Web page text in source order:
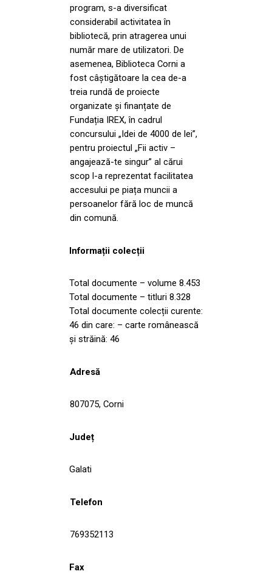
program, s-a diversificat
considerabil activitatea în
bibliotecă, prin atragerea unui
număr mare de utilizatori. De
asemenea, Biblioteca Corni a
fost câștigătoare la cea de-a
treia rundă de proiecte
organizate și finanțate de
Fundația IREX, în cadrul
concursului „Idei de 4000 de lei”,
pentru proiectul „Fii activ –
angajează-te singur” al cărui
scop l-a reprezentat facilitatea
accesului pe piața muncii a
persoanelor fără loc de muncă
din comună.
Informații colecții
Total documente – volume 8.453
Total documente – titluri 8.328
Total documente colecții curente:
46 din care: – carte românească
și străină: 46
Adresă
807075, Corni
Județ
Galati
Telefon
769352113
Fax